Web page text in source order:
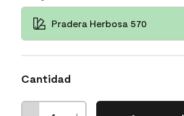
Pradera Herbosa 570
Cantidad